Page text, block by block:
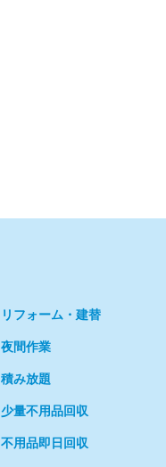
リフォーム・建替
夜間作業
積み放題
少量不用品回収
不用品即日回収